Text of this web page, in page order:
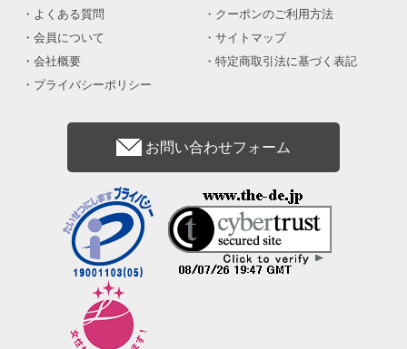
よくある質問
クーポンのご利用方法
会員について
サイトマップ
会社概要
特定商取引法に基づく表記
プライバシーポリシー
お問い合わせフォーム